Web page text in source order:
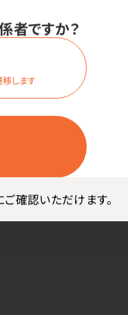
者ですか？
します
確認いただけます。